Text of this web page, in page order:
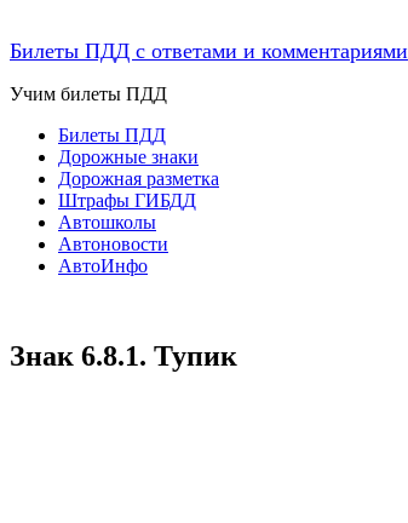
Билеты ПДД с ответами и комментариями
Учим билеты ПДД
Билеты ПДД
Дорожные знаки
Дорожная разметка
Штрафы ГИБДД
Автошколы
Автоновости
АвтоИнфо
Знак 6.8.1. Тупик